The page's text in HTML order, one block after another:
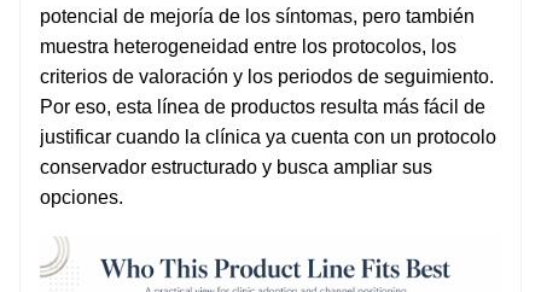
potencial de mejoría de los síntomas, pero también
muestra heterogeneidad entre los protocolos, los
criterios de valoración y los periodos de seguimiento.
Por eso, esta línea de productos resulta más fácil de
justificar cuando la clínica ya cuenta con un protocolo
conservador estructurado y busca ampliar sus
opciones.